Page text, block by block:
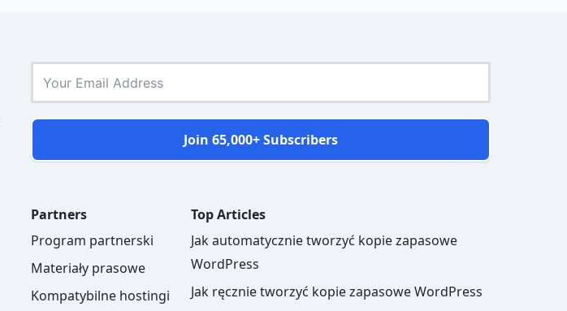
Join 65,000+ Subscribers
Partners
Program partnerski
Materiały prasowe
Kompatybilne hostingi
Top Articles
Jak automatycznie tworzyć kopie zapasowe
WordPress
Jak ręcznie tworzyć kopie zapasowe WordPress